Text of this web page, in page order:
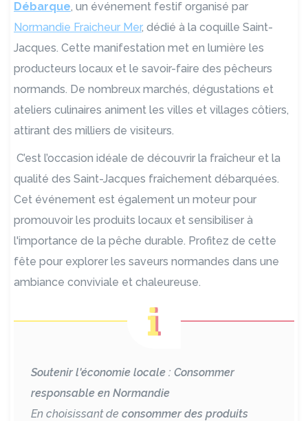
Débarque, un événement festif organisé par
Normandie Fraicheur Mer, dédié à la coquille Saint-
Jacques. Cette manifestation met en lumière les
producteurs locaux et le savoir-faire des pêcheurs
normands. De nombreux marchés, dégustations et
ateliers culinaires animent les villes et villages côtiers,
attirant des milliers de visiteurs.
C’est l’occasion idéale de découvrir la fraîcheur et la
qualité des Saint-Jacques fraîchement débarquées.
Cet événement est également un moteur pour
promouvoir les produits locaux et sensibiliser à
l'importance de la pêche durable. Profitez de cette
fête pour explorer les saveurs normandes dans une
ambiance conviviale et chaleureuse.
Soutenir l'économie locale : Consommer
responsable en Normandie
En choisissant de consommer des produits